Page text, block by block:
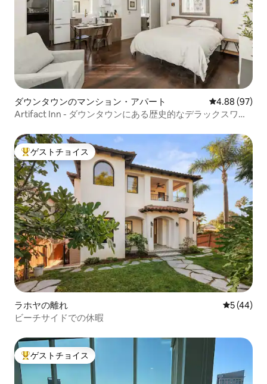
ダウンタウンのマンション・アパート レビュー97
4.88 (97)
Artifact Inn - ダウンタウンにある歴史的なデラックスワン
大好評のゲストチョイスです。
ゲストチョイス
ラホヤの離れ レビュー
5 (44)
ビーチサイドでの休暇
大好評のゲストチョイスです。
ゲストチョイス